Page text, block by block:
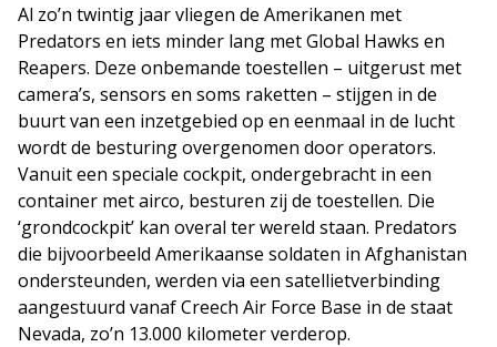
Al zo’n twintig jaar vliegen de Amerikanen met
Predators en iets minder lang met Global Hawks en
Reapers. Deze onbemande toestellen – uitgerust met
camera’s, sensors en soms raketten – stijgen in de
buurt van een inzetgebied op en eenmaal in de lucht
wordt de besturing overgenomen door operators.
Vanuit een speciale cockpit, ondergebracht in een
container met airco, besturen zij de toestellen. Die
‘grondcockpit’ kan overal ter wereld staan. Predators
die bijvoorbeeld Amerikaanse soldaten in Afghanistan
ondersteunden, werden via een satellietverbinding
aangestuurd vanaf Creech Air Force Base in de staat
Nevada, zo’n 13.000 kilometer verderop.